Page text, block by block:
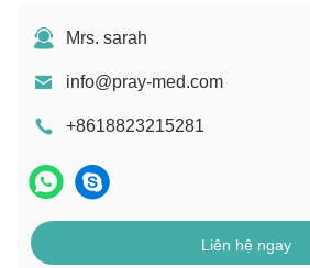
Mrs. sarah
info@pray-med.com
+8618823215281
Liên hệ ngay